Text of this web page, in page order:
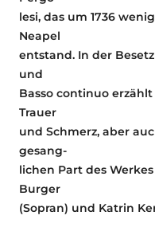
lesi, das um 1736
Neapel
entstand. In der
und
Basso continuo
Trauer
und Schmerz, aber
gesang-
lichen Part des
Burger
(Sopran) und Katrin